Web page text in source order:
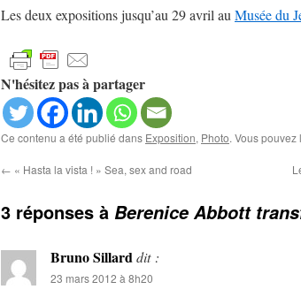
Les deux expositions jusqu’au 29 avril au Musée du
N'hésitez pas à partager
Ce contenu a été publié dans Exposition, Photo. Vous
← « Hasta la vista ! » Sea, sex and road
3 réponses à Berenice Abbott
Bruno Sillarddit :
23 mars 2012 à 8h20